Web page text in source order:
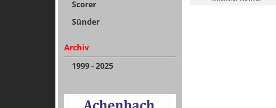
Scorer
Sünder
Archiv
1999 - 2025